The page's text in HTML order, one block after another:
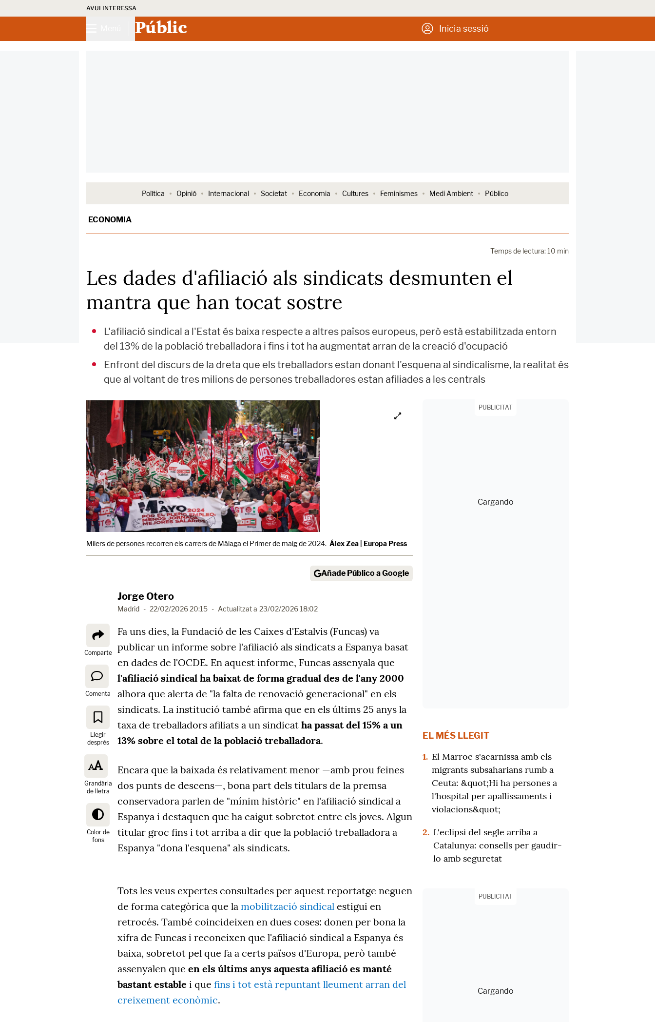
AVUI INTERESSA
Públic Inicia sessió
Política Opinió Internacional Societat Economia Cultures Feminismes Medi Ambient Público
ECONOMIA
Temps de lectura: 10 min
Les dades d'afiliació als sindicats desmunten el
mantra que han tocat sostre
L'afiliació sindical a l'Estat és baixa respecte a altres països europeus, però està estabilitzada entorn
del 13% de la població treballadora i fins i tot ha augmentat arran de la creació d'ocupació
Enfront del discurs de la dreta que els treballadors estan donant l'esquena al sindicalisme, la realitat és
que al voltant de tres milions de persones treballadores estan afiliades a les centrals
Milers de persones recorren els carrers de Màlaga el Primer de maig de 2024. Álex Zea | Europa Press
Añade Público a Google
Jorge Otero
Madrid - 22/02/2026 20:15 - Actualitzat a 23/02/2026 18:02
Comparte
Comenta
Llegir
després
Grandària
de lletra
Color de
fons
Fa uns dies, la Fundació de les Caixes d'Estalvis (Funcas) va
publicar un informe sobre l'afiliació als sindicats a Espanya basat
en dades de l'OCDE. En aquest informe, Funcas assenyala que
l'afiliació sindical ha baixat de forma gradual des de l'any 2000
alhora que alerta de "la falta de renovació generacional" en els
sindicats. La institució també afirma que en els últims 25 anys la
taxa de treballadors afiliats a un sindicat ha passat del 15% a un
13% sobre el total de la població treballadora.
Encara que la baixada és relativament menor —amb prou feines
dos punts de descens—, bona part dels titulars de la premsa
conservadora parlen de "mínim històric" en l'afiliació sindical a
Espanya i destaquen que ha caigut sobretot entre els joves. Algun
titular groc fins i tot arriba a dir que la població treballadora a
Espanya "dona l'esquena" als sindicats.
Tots les veus expertes consultades per aquest reportatge neguen
de forma categòrica que la mobilització sindical estigui en
retrocés. També coincideixen en dues coses: donen per bona la
xifra de Funcas i reconeixen que l'afiliació sindical a Espanya és
baixa, sobretot pel que fa a certs països d'Europa, però també
assenyalen que en els últims anys aquesta afiliació es manté
bastant estable i que fins i tot està repuntant lleument arran del
creixement econòmic.
PUBLICITAT
EL MÉS LLEGIT
1. El Marroc s'acarnissa amb els
migrants subsaharians rumb a
Ceuta: &quot;Hi ha persones a
l'hospital per apallissaments i
violacions&quot;
2. L'eclipsi del segle arriba a
Catalunya: consells per gaudir-
lo amb seguretat
PUBLICITAT